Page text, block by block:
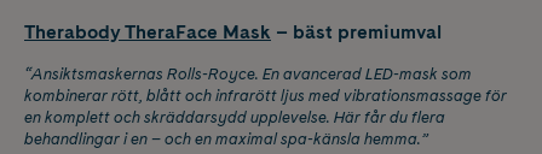
Therabody TheraFace Mask – bäst premiumval
“Ansiktsmaskernas Rolls-Royce. En avancerad LED-mask som
kombinerar rött, blått och infrarött ljus med vibrationsmassage för
en komplett och skräddarsydd upplevelse. Här får du flera
behandlingar i en – och en maximal spa-känsla hemma.”